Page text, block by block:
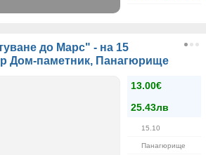
до Марс" - на 15
Дом-паметник, Панагюрище
13.00€
25.43лв
15.10
Панагюрище